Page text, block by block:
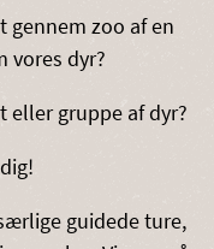
gennem zoo af en
vores dyr?
eller gruppe af dyr?
guidede ture,